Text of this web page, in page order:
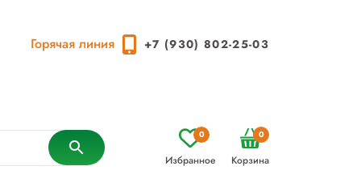
Горячая линия +7 (930) 802-25-03
Избранное
0
Корзина
0